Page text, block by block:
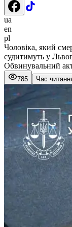
ua
en
pl
Чоловіка, який
судитимуть у
Обвинувальний
785 Час